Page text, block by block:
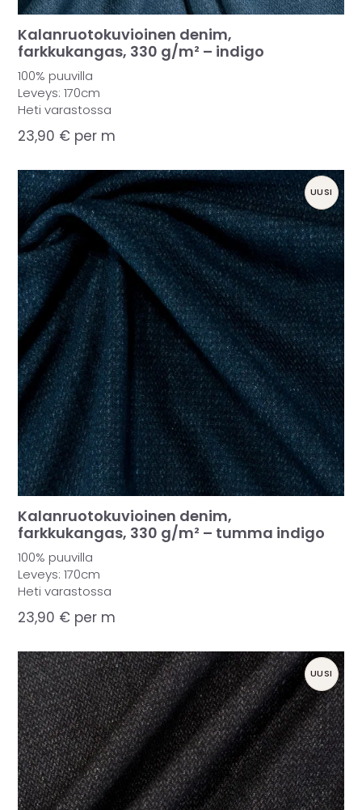
Kalanruotokuvioinen denim,
farkkukangas, 330 g/m² – indigo
100% puuvilla
Leveys: 170cm
Heti varastossa
23,90 € per m
Kalanruotokuvioinen denim,
farkkukangas, 330 g/m² – tumma indigo
100% puuvilla
Leveys: 170cm
Heti varastossa
23,90 € per m
UUSI
UUSI